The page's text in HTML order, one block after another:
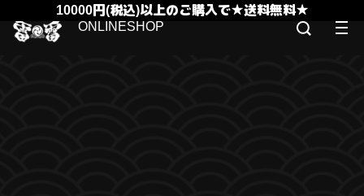
10000円(税込)以上のご購入で★送料無料★
ONLINESHOP